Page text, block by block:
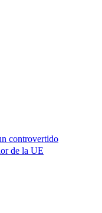
controvertido
de la UE